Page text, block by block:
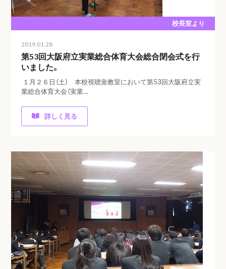
校長室より
2019.01.28
第53回大阪府立実業総合体育大会総合閉会式を行
いました。
１月２６日（土） 本校視聴覚教室において第53回大阪府立実
業総合体育大会（実業…
詳しく見る